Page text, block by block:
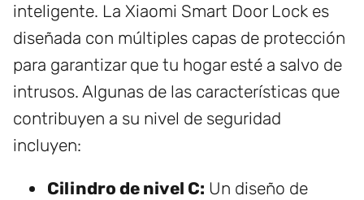
inteligente. La Xiaomi Smart Door Lock es
diseñada con múltiples capas de protección
para garantizar que tu hogar esté a salvo de
intrusos. Algunas de las características que
contribuyen a su nivel de seguridad
incluyen:
Cilindro de nivel C: Un diseño de